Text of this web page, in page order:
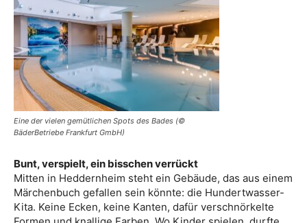
Eine der vielen gemütlichen Spots des Bades (©
BäderBetriebe Frankfurt GmbH)
Bunt, verspielt, ein bisschen verrückt
Mitten in Heddernheim steht ein Gebäude, das aus einem
Märchenbuch gefallen sein könnte: die Hundertwasser-
Kita. Keine Ecken, keine Kanten, dafür verschnörkelte